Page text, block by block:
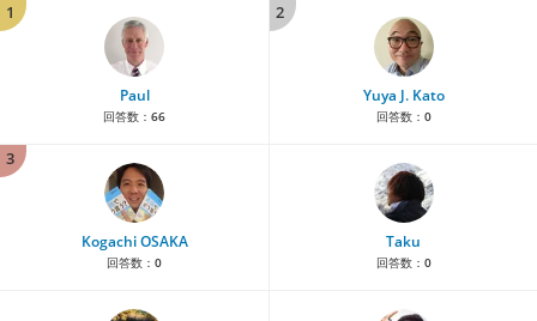
1
Paul
回答数： 66
2
Yuya J. Kato
回答数： 0
3
Kogachi OSAKA
回答数： 0
Taku
回答数： 0